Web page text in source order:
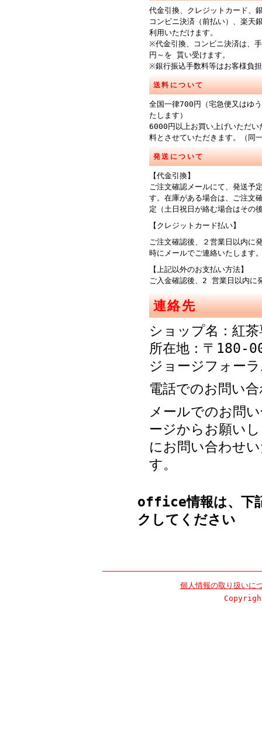
代金引換、クレジットカード、
コンビニ決済（前払い）、楽天
利用いただけます。
※代金引換、コンビニ決済は、
円～を 貰い受けます。
※銀行振込手数料等はお客様負
送料について
全国一律700円（宅急便又はゆ
たします）
6000円以上お買い上げいただい
料とさせていただきます。（同
発送について
【代金引換】
ご注文確認メールにて、発送予
す。在庫がある場合は、ご注文
定（土日祝日が絡む場合はその
【クレジットカード払い】
ご注文確認後、２営業日以内に
時にメールでご連絡
【上記以外のお支払い方法】
ご入金確認後、2 営業日以内に
連絡先
ショップ名：紅
所在地：〒180-
ジョージフォー
電話でのお問い
メールでのお問
ージからお願い
にお問い合わせ
す。
office情報は、
クしてください
個人情報の取り扱いに